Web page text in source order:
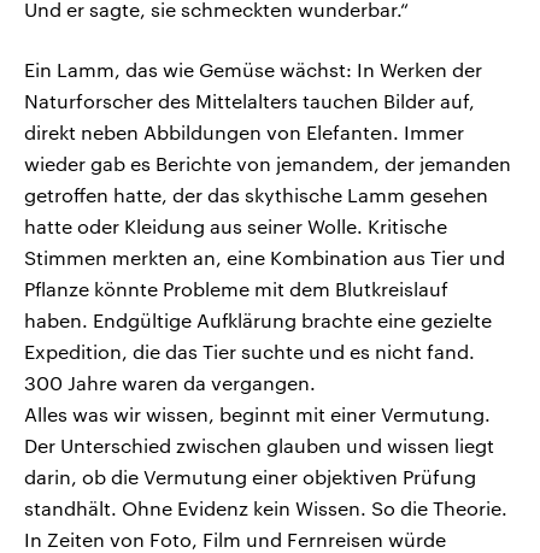
Und er sagte, sie schmeckten wunderbar.“
Ein Lamm, das wie Gemüse wächst: In Werken der
Naturforscher des Mittelalters tauchen Bilder auf,
direkt neben Abbildungen von Elefanten. Immer
wieder gab es Berichte von jemandem, der jemanden
getroffen hatte, der das skythische Lamm gesehen
hatte oder Kleidung aus seiner Wolle. Kritische
Stimmen merkten an, eine Kombination aus Tier und
Pflanze könnte Probleme mit dem Blutkreislauf
haben. Endgültige Aufklärung brachte eine gezielte
Expedition, die das Tier suchte und es nicht fand.
300 Jahre waren da vergangen.
Alles was wir wissen, beginnt mit einer Vermutung.
Der Unterschied zwischen glauben und wissen liegt
darin, ob die Vermutung einer objektiven Prüfung
standhält. Ohne Evidenz kein Wissen. So die Theorie.
In Zeiten von Foto, Film und Fernreisen würde